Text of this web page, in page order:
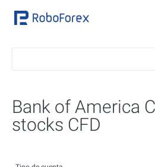
Bank of America
stocks CFD